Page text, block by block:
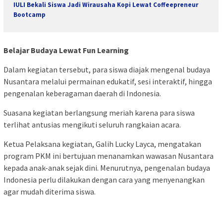
IULI Bekali Siswa Jadi Wirausaha Kopi Lewat Coffeepreneur
Bootcamp
Belajar Budaya Lewat Fun Learning
Dalam kegiatan tersebut, para siswa diajak mengenal budaya
Nusantara melalui permainan edukatif, sesi interaktif, hingga
pengenalan keberagaman daerah di Indonesia.
Suasana kegiatan berlangsung meriah karena para siswa
terlihat antusias mengikuti seluruh rangkaian acara.
Ketua Pelaksana kegiatan, Galih Lucky Layca, mengatakan
program PKM ini bertujuan menanamkan wawasan Nusantara
kepada anak-anak sejak dini. Menurutnya, pengenalan budaya
Indonesia perlu dilakukan dengan cara yang menyenangkan
agar mudah diterima siswa.